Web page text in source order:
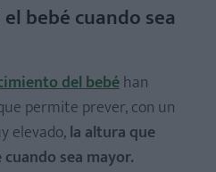
bebé cuando sea
del bebéhan
permite prever, con un
elevado,la altura que
sea mayor.